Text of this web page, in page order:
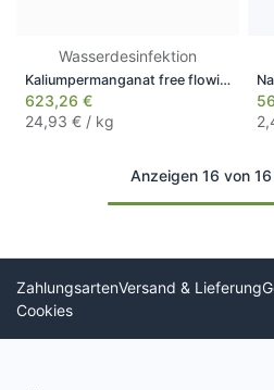
Wasserdesinfektion
Kaliumpermanganat free flowing CN, 25 kg Eimer
623,26 €
24,93 € / kg
Anzeigen 16 von
ZahlungsartenVersand & Lieferung
Cookies